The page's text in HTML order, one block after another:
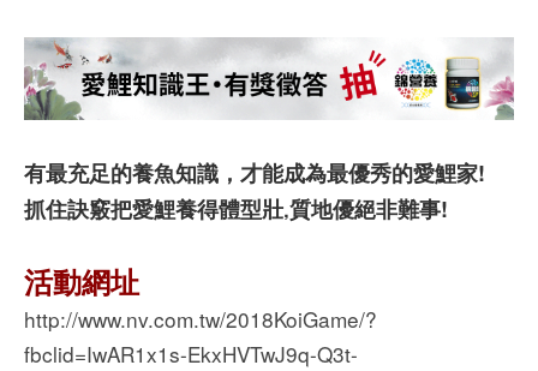
有最充足的養魚知識，才能成為最優秀的愛鯉家!
抓住訣竅把愛鯉養得體型壯‚質地優絕非難事!
活動網址
http://www.nv.com.tw/2018KoiGame/?
fbclid=IwAR1x1s-EkxHVTwJ9q-Q3t-